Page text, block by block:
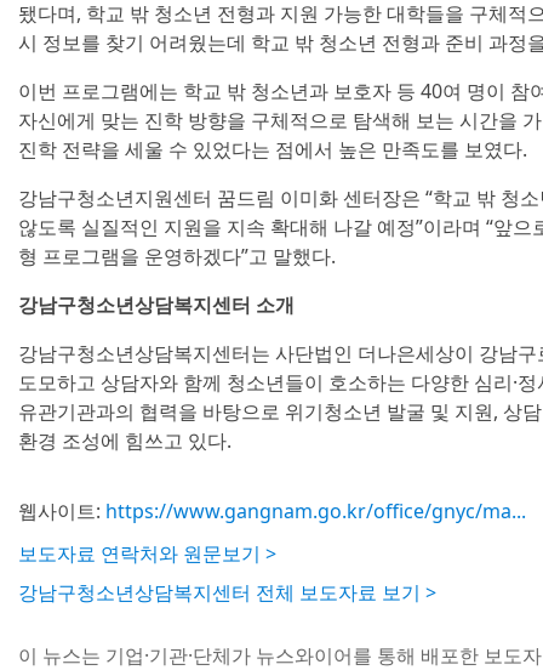
됐다며, 학교 밖 청소년 전형과 지원 가능한 대학들을 구체
시 정보를 찾기 어려웠는데 학교 밖 청소년 전형과 준비 과정
이번 프로그램에는 학교 밖 청소년과 보호자 등 40여 명이
자신에게 맞는 진학 방향을 구체적으로 탐색해 보는 시간을
진학 전략을 세울 수 있었다는 점에서 높은 만족도를 보였다.
강남구청소년지원센터 꿈드림 이미화 센터장은 “학교 밖 청
않도록 실질적인 지원을 지속 확대해 나갈 예정”이라며 “앞
형 프로그램을 운영하겠다”고 말했다.
강남구청소년상담복지센터 소개
강남구청소년상담복지센터는 사단법인 더나은세상이 강남
도모하고 상담자와 함께 청소년들이 호소하는 다양한 심리·
유관기관과의 협력을 바탕으로 위기청소년 발굴 및 지원, 상
환경 조성에 힘쓰고 있다.
웹사이트: https://www.gangnam.go.kr/office/gnyc/ma...
보도자료 연락처와 원문보기 >
강남구청소년상담복지센터 전체 보도자료 보기 >
이 뉴스는 기업·기관·단체가 뉴스와이어를 통해 배포한 보도